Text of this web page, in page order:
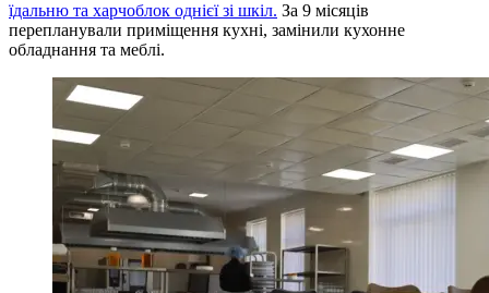
їдальню та харчоблок однієї зі шкіл. За 9 місяців
перепланували приміщення кухні, замінили кухонне
обладнання та меблі.